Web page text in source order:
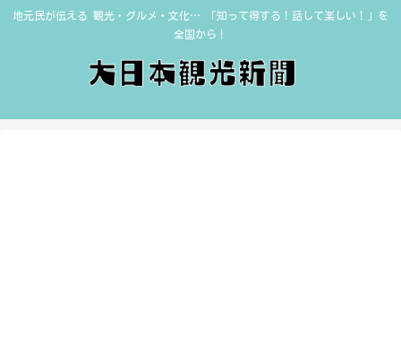
地元民が伝える 観光・グルメ・文化… 「知って得する！話して楽しい！」を
全国から！